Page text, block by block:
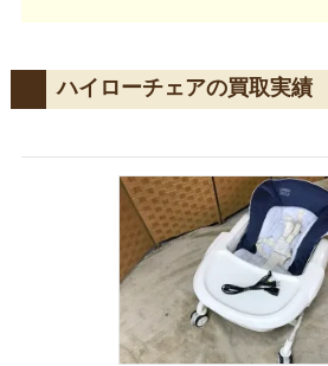
ハイローチェアの買取実績